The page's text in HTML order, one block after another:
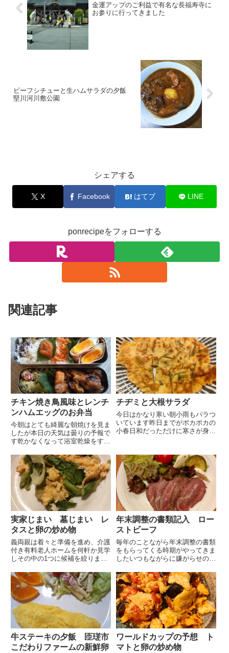
金運アップのご利益で有名な長福寿寺に
お参りに行ってきました
ビーフシチューと生ハムサラダの夕飯
堅川河川敷公園
シェアする
X Facebook はてブ LINE
ponrecipeをフォローする
関連記事
チキン焼き鳥風味とレンチ
ンハムエッグのお弁当
今朝はとても綺麗な朝焼けを見ま
したが本日の天気は曇りの予報で
す乾かなくなって浴室乾燥をする
にしております本日のお弁当チキ
ン焼き鳥風味 先日唐揚げを作っ
た際に鶏肉をつゆの素に漬けてお
きましたレンチンハムエッグ
い...
チヂミと大根サラダ
今日はかなり寒い朝小雨もパラつ
いています昨日までがポカポカの
小春日和だっただけに寒さが身に
これが食べたいという情熱が少な
くなってきていてなかなか夕飯の
メニューが決まらなかったので
助...
実家じまい 墓じまい レ
タスと卵の炒め物
義両親は着々と準備を進め、介護
付き有料老人ホームを何軒か見学
しその中の1つに候補を絞りまし
ぼそちらの施設に入居が決まって
きたそうですもう少し気持ちが固
まってきたら私達夫婦も見学に行
く予定です入居にあたっては今
住...
年末調整の書類記入 ロー
ストビーフ
毎年のことながら年末調整の書類
をもらってくる時期がやってきま
したいつもながらに嫌がらせのよ
れています１年経っているので記
入方法もスッカリ忘れています夫
と２人夕飯を終えてからYouTube
の書類記入の指南動画を見...
牛ステーキの夕飯 匝瑳市
こだわりファームの新鮮卵
ワールドカップの予想 ト
マトと卵の炒め物